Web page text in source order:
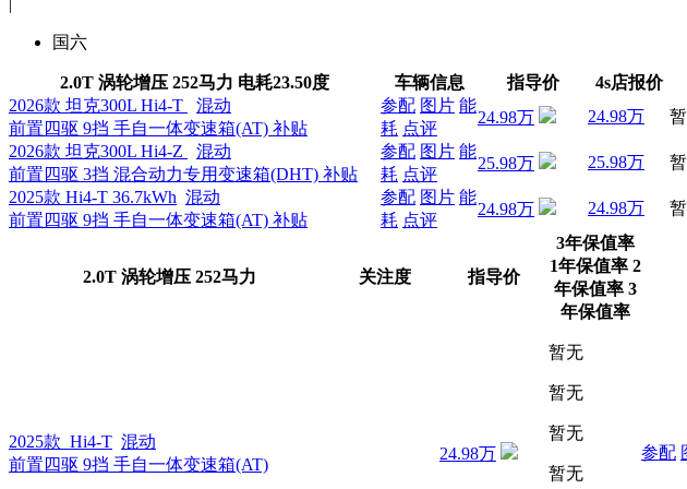
国六
2.0T 涡轮增压 252马力 电耗23.50度 车辆信息 指导价 4s店报价
2026款 坦克300L Hi4-T
混动
前置四驱 9挡 手自一体变速箱(AT) 补贴
参配 图片 能
耗 点评
24.98万 24.98万
2026款 坦克300L Hi4-Z
混动
前置四驱 3挡 混合动力专用变速箱(DHT) 补贴
参配 图片 能
耗 点评
25.98万 25.98万
2025款 Hi4-T 36.7kWh 混动
前置四驱 9挡 手自一体变速箱(AT) 补贴
参配 图片 能
耗 点评
24.98万 24.98万
2.0T 涡轮增压 252马力 关注度 指导价
3年保值率
1年保值率 2
年保值率 3
年保值率
2025款 Hi4-T 混动
前置四驱 9挡 手自一体变速箱(AT)
24.98万
暂无
暂无
暂无
暂无
参配